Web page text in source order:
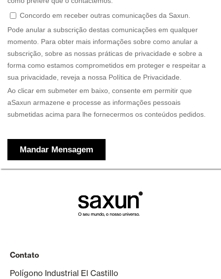
Contato
Polígono Industrial El Castillo